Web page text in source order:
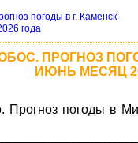
погоды в г. Каменск-
года
ПРОГНОЗ
ИЮНЬ МЕСЯЦ
Прогноз погоды в